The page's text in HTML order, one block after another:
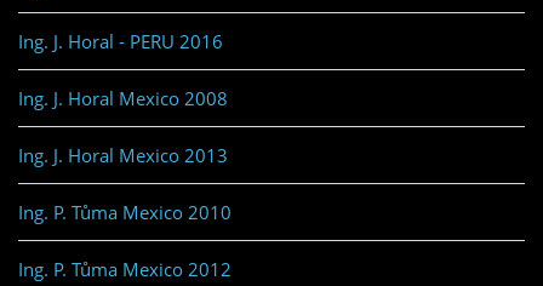
Ing. J. Horal - PERU 2016
Ing. J. Horal Mexico 2008
Ing. J. Horal Mexico 2013
Ing. P. Tůma Mexico 2010
Ing. P. Tůma Mexico 2012